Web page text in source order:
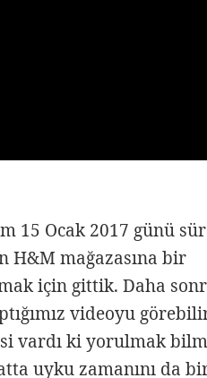
15 Ocak 2017 günü
H&M mağazasına bir
için gittik. Daha
videoyu
vardı ki yorulmak
uyku zamanını da